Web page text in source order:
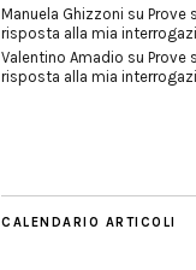
Manuela Ghizzoni su Prove
risposta alla mia
Valentino Amadio su Prove
risposta alla mia
CALENDARIO ARTICOLI